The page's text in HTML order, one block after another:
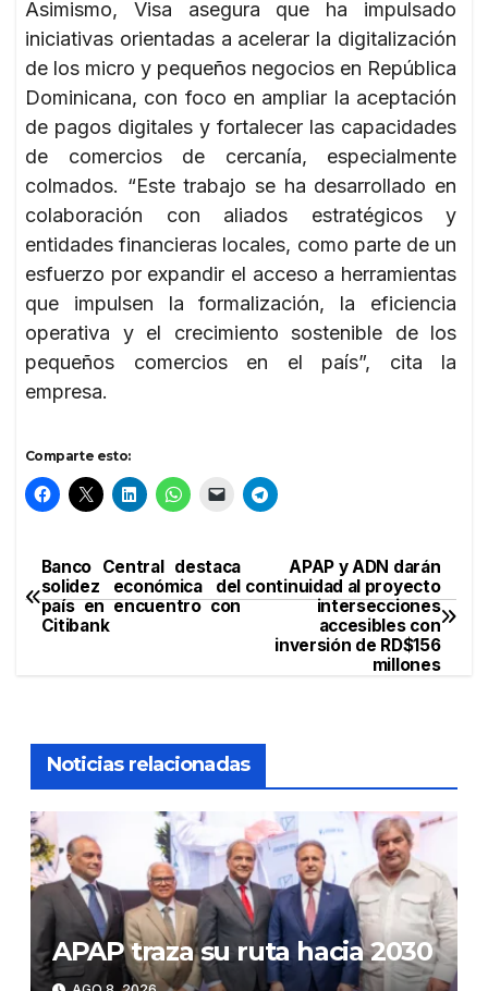
Asimismo, Visa asegura que ha impulsado
iniciativas orientadas a acelerar la digitalización
de los micro y pequeños negocios en República
Dominicana, con foco en ampliar la aceptación
de pagos digitales y fortalecer las capacidades
de comercios de cercanía, especialmente
colmados. “Este trabajo se ha desarrollado en
colaboración con aliados estratégicos y
entidades financieras locales, como parte de un
esfuerzo por expandir el acceso a herramientas
que impulsen la formalización, la eficiencia
operativa y el crecimiento sostenible de los
pequeños comercios en el país”, cita la
empresa.
Comparte esto:
Navegación
de
APAP y ADN darán
continuidad al proyecto
intersecciones
accesibles con
inversión de RD$156
millones
Banco Central destaca
solidez económica del
país en encuentro con
Citibank
Noticias relacionadas
APAP traza su ruta hacia 2030